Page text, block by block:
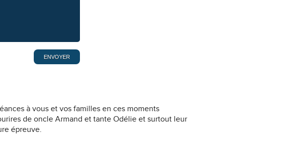
à vous et vos familles en ces moments
de oncle Armand et tante Odélie et surtout leur
épreuve.